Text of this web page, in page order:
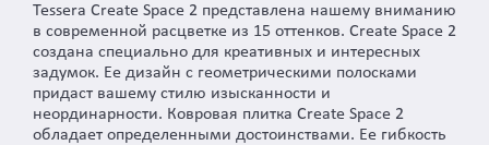
Tessera Create Space 2 представлена нашему вниманию
в современной расцветке из 15 оттенков. Create Space 2
создана специально для креативных и интересных
задумок. Ее дизайн с геометрическими полосками
придаст вашему стилю изысканности и
неординарности. Ковровая плитка Create Space 2
обладает определенными достоинствами. Ее гибкость